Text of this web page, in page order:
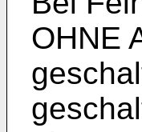
OHNE